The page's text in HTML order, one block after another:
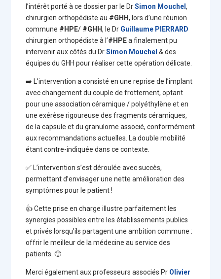
l’intérêt porté à ce dossier par le DrSimon Mouchel,
chirurgien orthopédiste au #GHH, lors d’une réunion
commune #HPE/ #GHH, le Dr Guillaume PIERRARD
chirurgien orthopédiste à l’#HPEa finalement pu
intervenir aux côtés du DrSimon Mouchel & des
équipes du GHH pour réaliser cette opération délicate.
➡️ L’intervention a consisté en une reprise de l’implant
avec changement du couple de frottement, optant
pour une association céramique / polyéthylène et en
une exérèse rigoureuse des fragments céramiques,
de la capsule et du granulome associé, conformément
aux recommandations actuelles. La double mobilité
étant contre-indiquée dans ce contexte.
✅ L’intervention s’est déroulée avec succès,
permettant d’envisager une nette amélioration des
symptômes pour le patient !
👍 Cette prise en charge illustre parfaitement les
synergies possibles entre les établissements publics
et privés lorsqu’ils partagent une ambition commune :
offrir le meilleur de la médecine au service des
patients. 🙂
Merci également aux professeurs associés Pr Olivier